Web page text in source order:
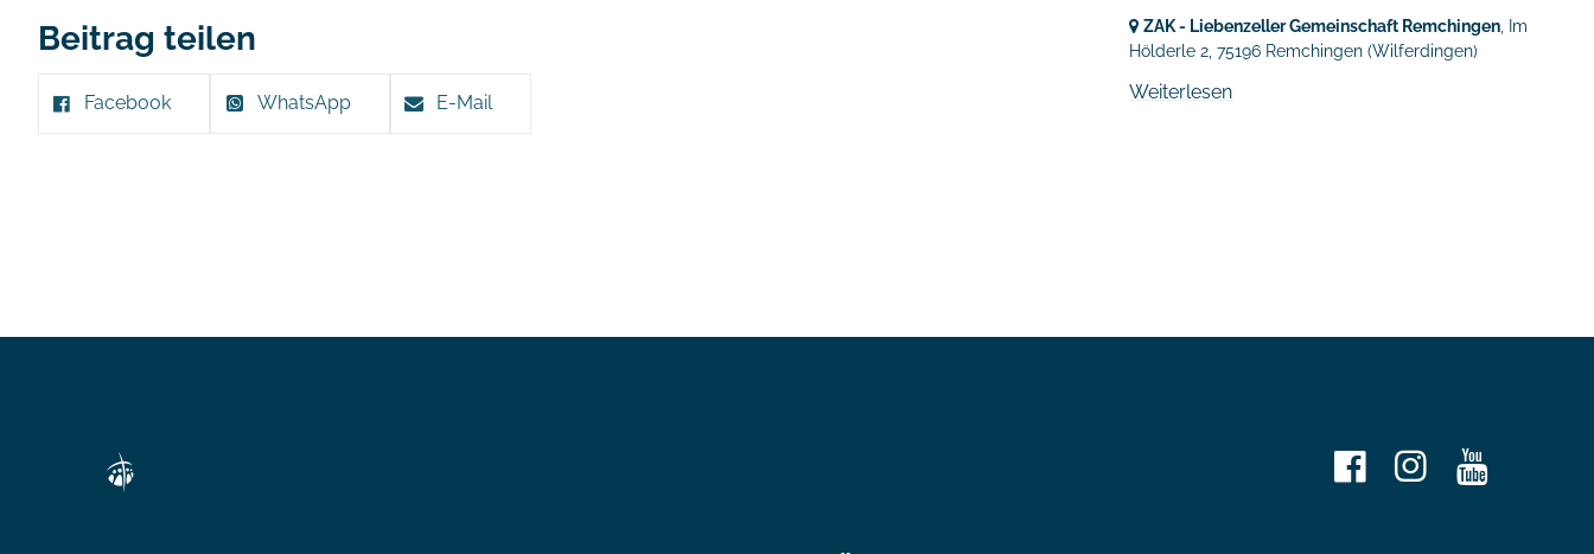
Beitrag teilen
Facebook WhatsApp E-Mail
ZAK - Liebenzeller Gemeinschaft Remchingen , Im
Hölderle 2, 75196 Remchingen (Wilferdingen)
Weiterlesen